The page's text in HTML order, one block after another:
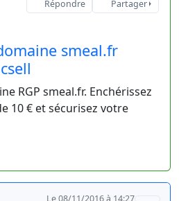
Répondre Partager
smeal.fr
RGP smeal.fr. Enchérissez
10 € et sécurisez votre